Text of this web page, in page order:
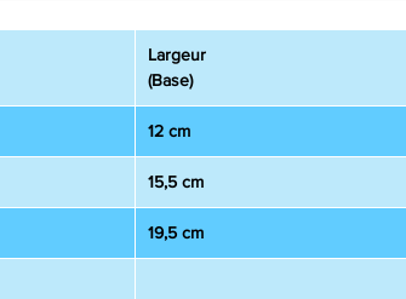
Largeur
(Base)
12 cm
15,5 cm
19,5 cm